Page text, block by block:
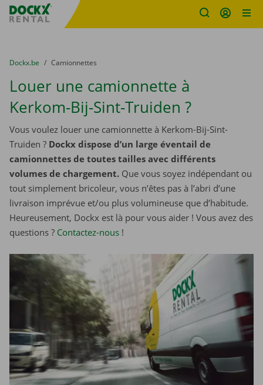
sitename
You are here:
du
Dockx.be to
Camionnettes
Louer une camionnette à
Kerkom-Bij-Sint-Truiden ?
Vous voulez louer une camionnette à Kerkom-Bij-Sint-
Truiden ? Dockx dispose d’un large éventail de
camionnettes de toutes tailles avec différents
volumes de chargement. Que vous soyez indépendant ou
tout simplement bricoleur, vous n’êtes pas à l’abri d’une
livraison imprévue et/ou plus volumineuse que d’habitude.
Heureusement, Dockx est là pour vous aider ! Vous avez des
questions ? Contactez-nous !